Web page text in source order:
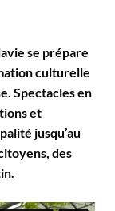
se prépare
culturelle
Spectacles en
et
jusqu’au
des